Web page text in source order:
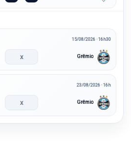
15/08/2026 · 16h30
x Grêmio
23/08/2026 · 16h
x Grêmio